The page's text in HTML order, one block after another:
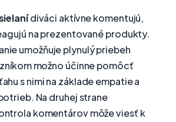
diváci aktívne komentujú,
na prezentované produkty.
umožňuje plynulý priebeh
možno účinne pomôcť
s nimi na základe empatie a
Na druhej strane
komentárov môže viesť k